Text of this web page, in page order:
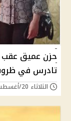
حزن عميق عقب
تادرس في
الثلاثاء 20/أغسطس/2024 - 11:22 م